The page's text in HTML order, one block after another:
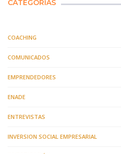
CATEGORÍAS
COACHING
COMUNICADOS
EMPRENDEDORES
ENADE
ENTREVISTAS
INVERSION SOCIAL EMPRESARIAL